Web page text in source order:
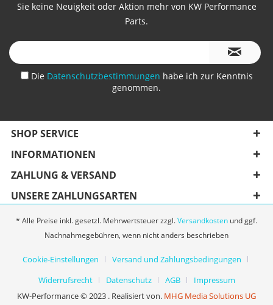
Sie keine Neuigkeit oder Aktion mehr von KW Performance
Parts.
Die Datenschutzbestimmungen habe ich zur Kenntnis
genommen.
SHOP SERVICE
INFORMATIONEN
ZAHLUNG & VERSAND
UNSERE ZAHLUNGSARTEN
* Alle Preise inkl. gesetzl. Mehrwertsteuer zzgl.Versandkosten und ggf.
Nachnahmegebühren, wenn nicht anders beschrieben
Cookie-Einstellungen
Versand und Zahlungsbedingungen
Widerrufsrecht
Datenschutz AGB
Impressum
KW-Performance © 2023 . Realisiert von. MHG Media Solutions UG